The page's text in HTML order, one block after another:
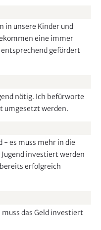
in unsere Kinder und
eine immer
gefördert
nötig. Ich befürworte
umgesetzt werden.
- es muss mehr in die
Jugend investiert werden
erfolgreich
das Geld investiert